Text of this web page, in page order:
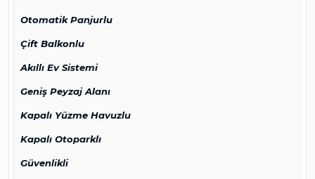
Otomatik Panjurlu
Çift Balkonlu
Akıllı Ev Sistemi
Geniş Peyzaj Alanı
Kapalı Yüzme Havuzlu
Kapalı Otoparklı
Güvenlikli